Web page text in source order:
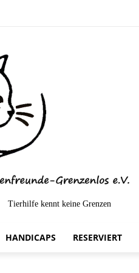
Tierhilfe kennt keine Grenzen
HANDICAPS RESERVIERT